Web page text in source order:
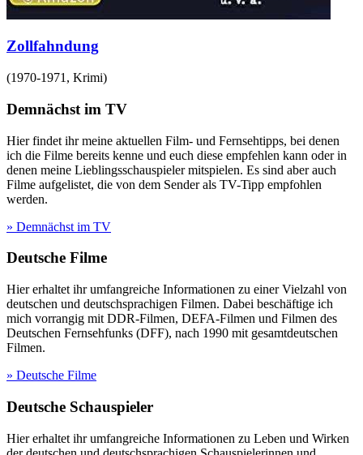
Zollfahndung
(1970-1971 , Krimi)
Demnächst im TV
Hier findet ihr meine aktuellen Film- und Fernsehtipps, bei denen
ich die Filme bereits kenne und euch diese empfehlen kann oder in
denen meine Lieblingsschauspieler mitspielen. Es sind aber auch
Filme aufgelistet, die von dem Sender als TV-Tipp empfohlen
werden.
» Demnächst im TV
Deutsche Filme
Hier erhaltet ihr umfangreiche Informationen zu einer Vielzahl von
deutschen und deutschsprachigen Filmen. Dabei beschäftige ich
mich vorrangig mit DDR-Filmen, DEFA-Filmen und Filmen des
Deutschen Fernsehfunks (DFF), nach 1990 mit gesamtdeutschen
Filmen.
» Deutsche Filme
Deutsche Schauspieler
Hier erhaltet ihr umfangreiche Informationen zu Leben und Wirken